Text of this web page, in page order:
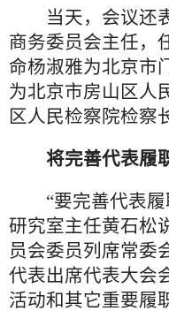
当天，会议还表
商务委员会主任，
命杨淑雅为北京市
为北京市房山区人
区人民检察院检察
将完善代表履
“要完善代表履
研究室主任黄石松
员会委员列席常委
代表出席代表大会
活动和其它重要履